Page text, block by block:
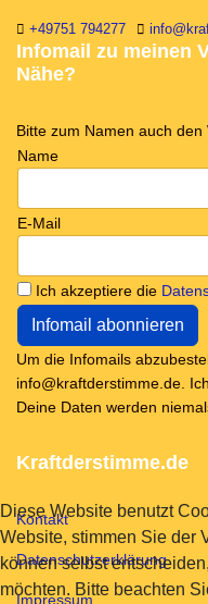
+49751 794277
Infomail zu meinen
Nähe?
Bitte zum Namen auch
Name
E-Mail
Ich akzeptiere die
Um die Infomails
info@kraftderstimme.de.
Deine Daten werden
Kraftderstimme.de
Kontakt
Datenschutzerklärung
Impressum
Diese Website benutzt
Website, stimmen Sie der
können selbst
möchten. Bitte beachten